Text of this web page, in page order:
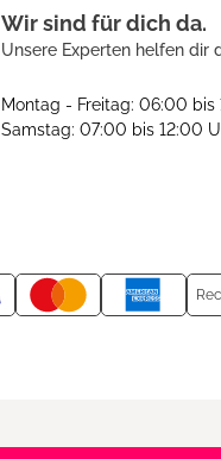
Wir sind für dich da.
Unsere Experten helfen dir
Montag - Freitag: 06:00 bis
Samstag: 07:00 bis 12:00